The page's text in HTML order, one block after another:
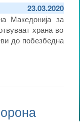
23.03.2020
Македонија за
храна во
до побезбедна